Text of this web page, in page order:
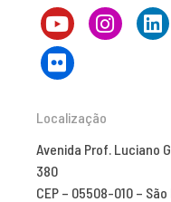
Localização
Avenida Prof. Luciano
380
CEP – 05508-010 – São